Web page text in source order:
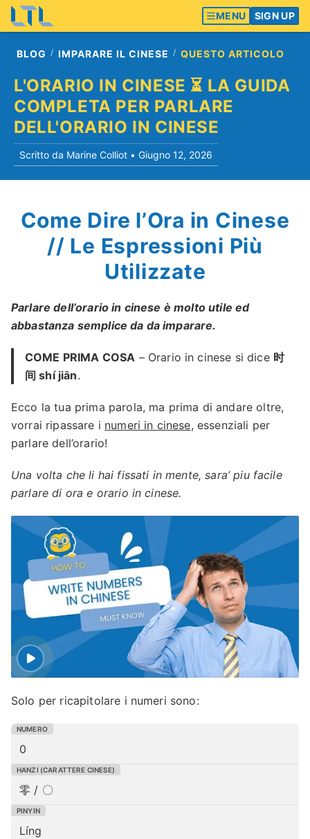
MENU SIGN UP
BLOG IMPARARE IL CINESE QUESTO ARTICOLO
L'ORARIO IN CINESE ⏳ LA GUIDA
COMPLETA PER PARLARE
DELL'ORARIO IN CINESE
Scritto da Marine Colliot • Giugno 12, 2026
Come Dire l’Ora in Cinese
// Le Espressioni Più
Utilizzate
Parlare dell’orario in cinese è molto utile ed
abbastanza semplice da da imparare.
COME PRIMA COSA – Orario in cinese si dice 时
间 shí jiān.
Ecco la tua prima parola, ma prima di andare oltre,
vorrai ripassare i numeri in cinese, essenziali per
parlare dell’orario!
Una volta che li hai fissati in mente, sara’ piu facile
parlare di ora e orario in cinese.
Solo per ricapitolare i numeri sono:
0
零 / 〇
Líng